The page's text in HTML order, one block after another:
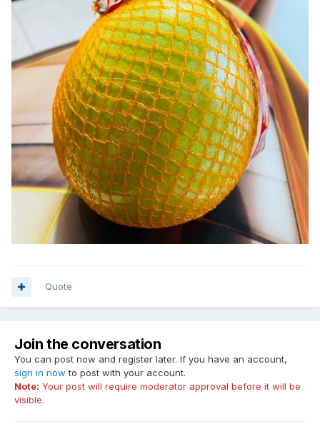
Quote
Join the conversation
You can post now and register later. If you have an account,
sign in now to post with your account.
Note: Your post will require moderator approval before it will be
visible.